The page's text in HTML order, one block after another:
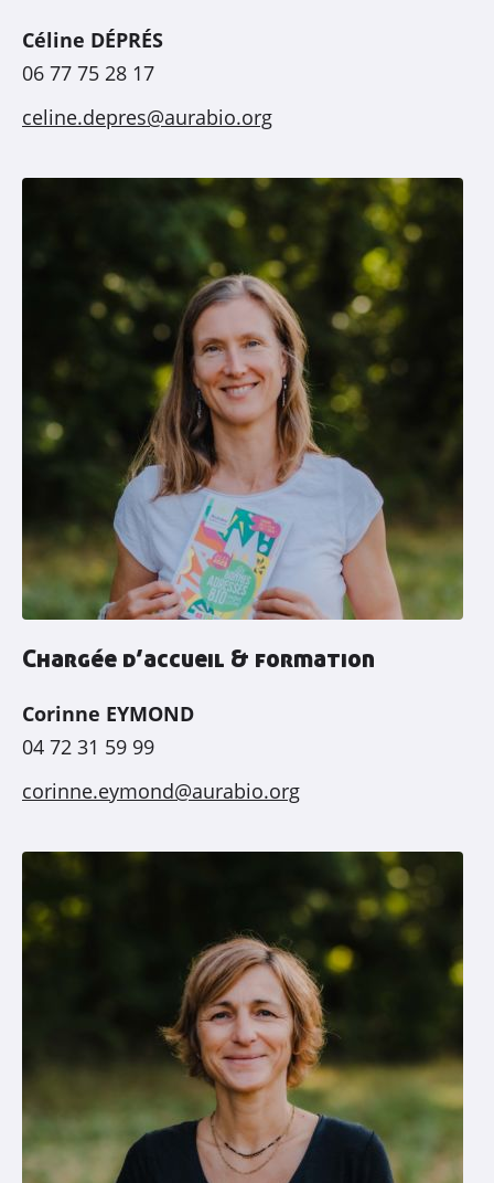
Céline DÉPRÉS
06 77 75 28 17
celine.depres@aurabio.org
Chargée d’accueil & formation
Corinne EYMOND
04 72 31 59 99
corinne.eymond@aurabio.org
DécouvrirAGRIBIO
Agriculteurs& agricultrices
Collectivités& territoires
Professionnels
Consom’acteur•ices
Actualités
Ressources
Contacter AGRIBIO
Devenir adhérent